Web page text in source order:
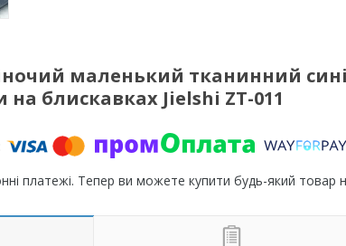
маленький тканинний
блискавках Jielshi ZT-011
платежі. Тепер ви можете купити будь-який товар